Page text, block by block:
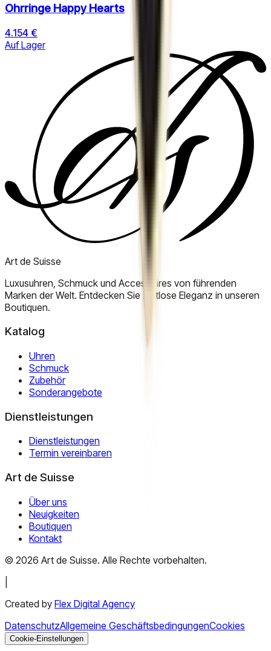
Ohrringe Happy Hearts
4.154 €
Auf Lager
Art de Suisse
Luxusuhren, Schmuck und Accessoires von führenden
Marken der Welt. Entdecken Sie zeitlose Eleganz in unseren
Boutiquen.
Katalog
Uhren
Schmuck
Zubehör
Sonderangebote
Dienstleistungen
Dienstleistungen
Termin vereinbaren
Art de Suisse
Über uns
Neuigkeiten
Boutiquen
Kontakt
© 2026 Art de Suisse. Alle Rechte vorbehalten.
Created by Flex Digital Agency
DatenschutzAllgemeine GeschäftsbedingungenCookies
Cookie-Einstellungen